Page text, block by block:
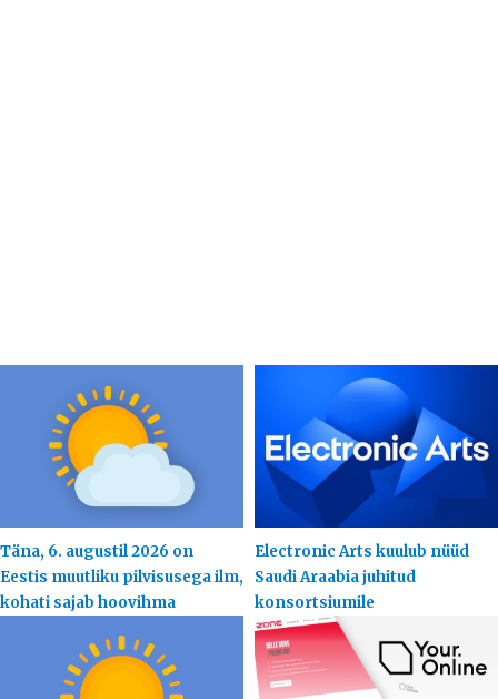
Täna, 6. augustil 2026 on
Eestis muutliku pilvisusega ilm,
kohati sajab hoovihma
Electronic Arts kuulub nüüd
Saudi Araabia juhitud
konsortsiumile